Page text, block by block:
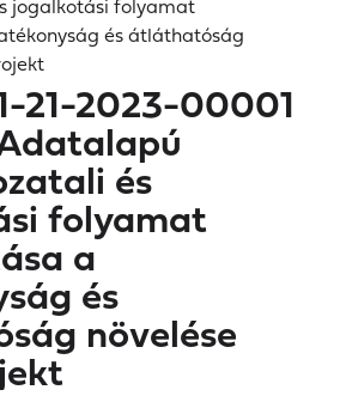
jogalkotási folyamat
és átláthatóság
21-2023-00001
és
folyamat
a
és
növelése